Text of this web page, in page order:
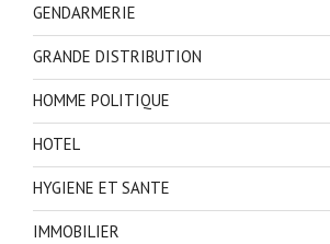
GENDARMERIE
GRANDE DISTRIBUTION
HOMME POLITIQUE
HOTEL
HYGIENE ET SANTE
IMMOBILIER